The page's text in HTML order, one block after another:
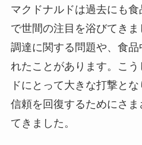
マクドナルドは過去にも
で世間の注目を浴びてき
調達に関する問題や、食
れたことがあります。こ
ドにとって大きな打撃と
信頼を回復するためにさ
てきました。